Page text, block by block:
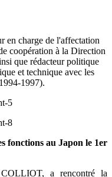
en charge de l'affectation
coopération à la Direction
que rédacteur politique
et technique avec les
1997).
fonctions au Japon le 1er
a rencontré la